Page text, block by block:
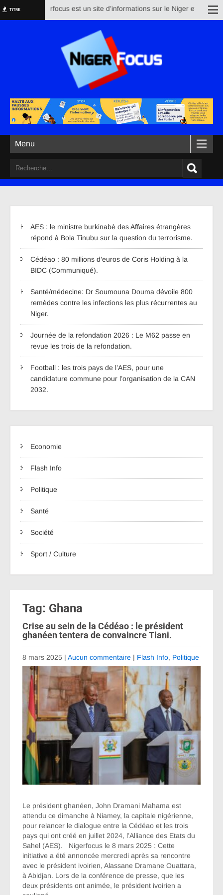
TITRE Nigerfocus est un site d’informations sur le Niger et le
Menu
AES : le ministre burkinabè des Affaires étrangères
répond à Bola Tinubu sur la question du terrorisme.
Cédéao : 80 millions d’euros de Coris Holding à la
BIDC (Communiqué).
Santé/médecine: Dr Soumouna Douma dévoile 800
remèdes contre les infections les plus récurrentes au
Niger.
Journée de la refondation 2026 : Le M62 passe en
revue les trois de la refondation.
Football : les trois pays de l’AES, pour une
candidature commune pour l’organisation de la CAN
2032.
Economie
Flash Info
Politique
Santé
Société
Sport / Culture
Tag: Ghana
Crise au sein de la Cédéao : le président
ghanéen tentera de convaincre Tiani.
8 mars 2025 | Aucun commentaire | Flash Info, Politique
Le président ghanéen, John Dramani Mahama est
attendu ce dimanche à Niamey, la capitale nigérienne,
pour relancer le dialogue entre la Cédéao et les trois
pays qui ont créé en juillet 2024, l’Alliance des Etats du
Sahel (AES). Nigerfocus le 8 mars 2025 : Cette
initiative a été annoncée mercredi après sa rencontre
avec le président ivoirien, Alassane Dramane Ouattara,
à Abidjan. Lors de la conférence de presse, que les
deux présidents ont animée, le président ivoirien a